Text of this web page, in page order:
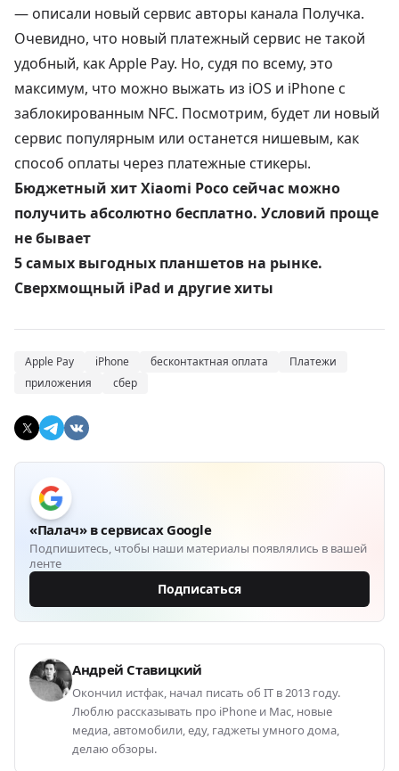
— описали новый сервис авторы канала Получка.
Очевидно, что новый платежный сервис не такой
удобный, как Apple Pay. Но, судя по всему, это
максимум, что можно выжать из iOS и iPhone с
заблокированным NFC. Посмотрим, будет ли новый
сервис популярным или останется нишевым, как
способ оплаты через платежные стикеры.
Бюджетный хит Xiaomi Poco сейчас можно
получить абсолютно бесплатно. Условий проще
не бывает
5 самых выгодных планшетов на рынке.
Сверхмощный iPad и другие хиты
Apple Pay iPhone бесконтактная оплата
Платежи
приложения
сбер
«Палач» в сервисах Google
Подпишитесь, чтобы наши материалы появлялись в вашей
ленте
Подписаться
Андрей Ставицкий
Окончил истфак, начал писать об IT в 2013 году.
Люблю рассказывать про iPhone и Mac, новые
медиа, автомобили, еду, гаджеты умного дома,
делаю обзоры.